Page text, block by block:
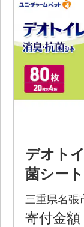
デオト
菌シー
ットシ
40021]
三重県名張
寄付金額